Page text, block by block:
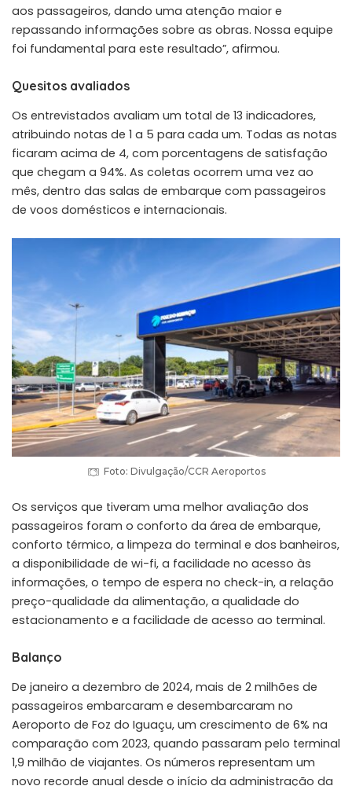
aos passageiros, dando uma atenção maior e
repassando informações sobre as obras. Nossa equipe
foi fundamental para este resultado”, afirmou.
Quesitos avaliados
Os entrevistados avaliam um total de 13 indicadores,
atribuindo notas de 1 a 5 para cada um. Todas as notas
ficaram acima de 4, com porcentagens de satisfação
que chegam a 94%. As coletas ocorrem uma vez ao
mês, dentro das salas de embarque com passageiros
de voos domésticos e internacionais.
Foto: Divulgação/CCR Aeroportos
Os serviços que tiveram uma melhor avaliação dos
passageiros foram o conforto da área de embarque,
conforto térmico, a limpeza do terminal e dos banheiros,
a disponibilidade de wi-fi, a facilidade no acesso às
informações, o tempo de espera no check-in, a relação
preço-qualidade da alimentação, a qualidade do
estacionamento e a facilidade de acesso ao terminal.
Balanço
De janeiro a dezembro de 2024, mais de 2 milhões de
passageiros embarcaram e desembarcaram no
Aeroporto de Foz do Iguaçu, um crescimento de 6% na
comparação com 2023, quando passaram pelo terminal
1,9 milhão de viajantes. Os números representam um
novo recorde anual desde o início da administração da